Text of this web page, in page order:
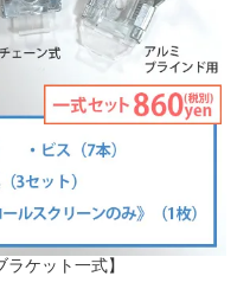
ラケット一式】